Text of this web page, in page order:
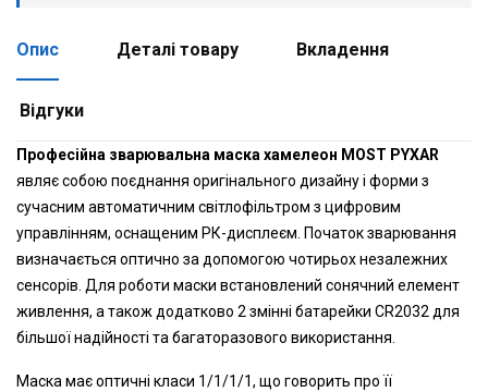
Опис Деталі товару Вкладення
Відгуки
Професійна зварювальна маска хамелеон MOST PYXAR
являє собою поєднання оригінального дизайну і форми з
сучасним автоматичним світлофільтром з цифровим
управлінням, оснащеним РК-дисплеєм. Початок зварювання
визначається оптично за допомогою чотирьох незалежних
сенсорів. Для роботи маски встановлений сонячний елемент
живлення, а також додатково 2 змінні батарейки CR2032 для
більшої надійності та багаторазового використання.
Маска має оптичні класи 1/1/1/1, що говорить про її